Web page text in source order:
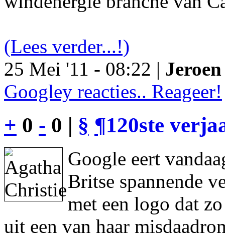
(Lees verder...!)
25 Mei '11 - 08:22 |
Googley reacties.. Reageer!
+ 0 - 0 | § ¶120ste
Google eert
Britse spannende
met een logo dat
uit een van haar